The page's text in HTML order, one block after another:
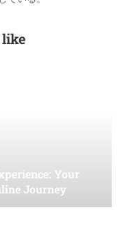
like
Your
Journey